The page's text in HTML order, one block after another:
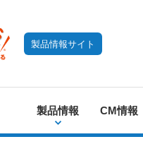
製品情報サイト
製品情報 CM情報